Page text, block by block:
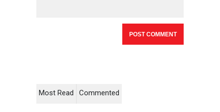
Most Read Commented